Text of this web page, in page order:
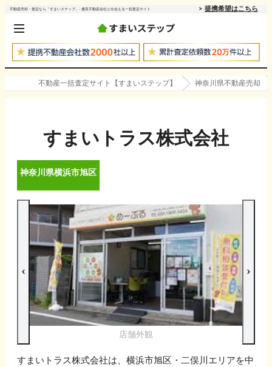
不動産売却・査定なら「すまいステップ」- 優良不動産会社と出会える一括査定サイト 提携希望はこちら
不動産一括査定サイト【すまいステップ】 神奈川県不動産売却
すまいトラス株式会社
神奈川県横浜市旭区
店舗外観
すまいトラス株式会社は、横浜市旭区・二俣川エリアを中